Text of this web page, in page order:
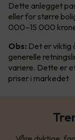
Dette anlegget
eller for større
000–15 000
Obs: Det er viktig
generelle
variere. Dette er
priser i markedet